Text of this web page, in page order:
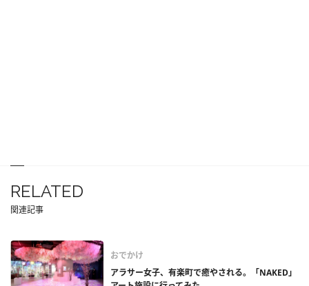
RELATED
関連記事
おでかけ
アラサー女子、有楽町で癒やされる。「NAKED」